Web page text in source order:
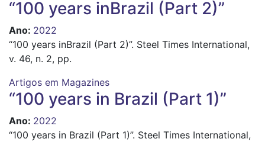
“100 years inBrazil (Part 2)”
Ano: 2022
“100 years inBrazil (Part 2)”. Steel Times International,
v. 46, n. 2, pp.
Artigos em Magazines
“100 years in Brazil (Part 1)”
Ano: 2022
“100 years in Brazil (Part 1)”. Steel Times International,